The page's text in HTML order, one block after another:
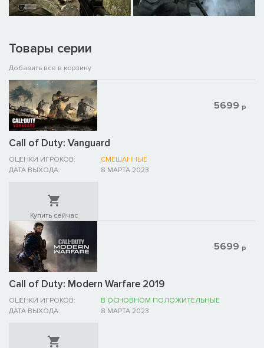
Товары серии
Добавить все в корзину
Call of Duty: Vanguard
ОЦЕНКИ ИГРОКОВ:
СМЕШАННЫЕ
ДАТА ВЫХОДА:
8 МАРТА 2023
5699 р
Купить сейчас
Call of Duty: Modern Warfare 2019
ОЦЕНКИ ИГРОКОВ:
В ОСНОВНОМ ПОЛОЖИТЕЛЬНЫЕ
ДАТА ВЫХОДА:
8 МАРТА 2023
5699 р